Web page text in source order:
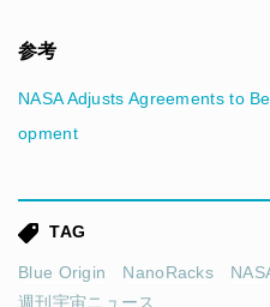
参考
NASA Adjusts Agreements to
opment
TAG
Blue Origin NanoRacks
週刊宇宙ニュース